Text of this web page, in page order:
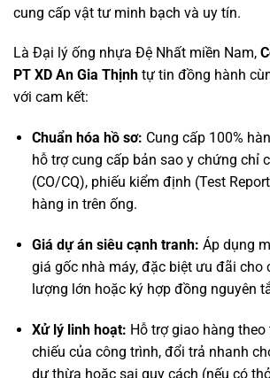
cung cấp vật tư minh bạch và uy tín.
Là Đại lý ống nhựa Đệ Nhất miền Nam,
PT XD An Gia Thịnh tự tin đồng hành
với cam kết:
Chuẩn hóa hồ sơ: Cung cấp 100%
hỗ trợ cung cấp bản sao y chứng chỉ
(CO/CQ), phiếu kiểm định (Test
hàng in trên ống.
Giá dự án siêu cạnh tranh: Áp dụng
giá gốc nhà máy, đặc biệt ưu đãi cho
lượng lớn hoặc ký hợp đồng nguyên
Xử lý linh hoạt: Hỗ trợ giao hàng
chiếu của công trình, đổi trả nhanh
dư thừa hoặc sai quy cách (nếu có